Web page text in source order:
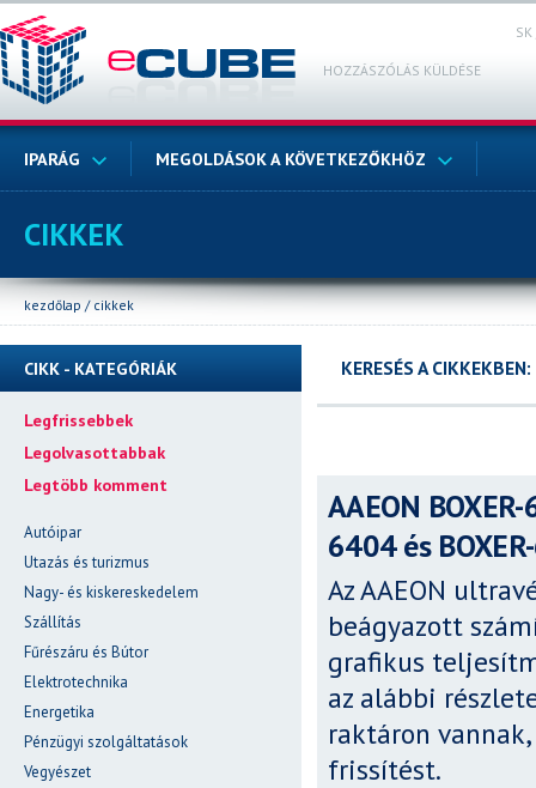
HOZZÁSZÓLÁS KÜLDÉSE
SK
IPARÁG MEGOLDÁSOK A KÖVETKEZŐKHÖZ
CIKKEK
kezdőlap / cikkek
CIKK - KATEGÓRIÁK
Legfrissebbek
Legolvasottabbak
Legtöbb komment
Autóipar
Utazás és turizmus
Nagy- és kiskereskedelem
Szállítás
Fűrészáru és Bútor
Elektrotechnika
Energetika
Pénzügyi szolgáltatások
Vegyészet
KERESÉS A CIKKEKBEN:
AAEON
6404 és
Az AAEON
beágyazott
grafikus
az alábbi
raktáron
frissítést.